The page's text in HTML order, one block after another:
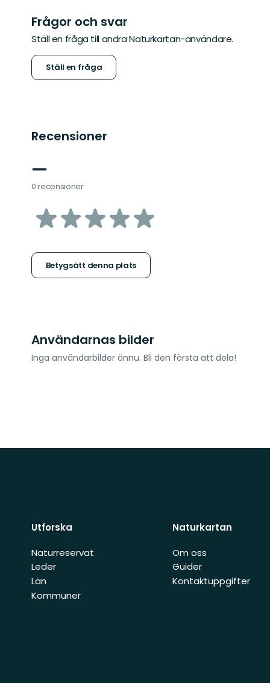
Frågor och svar
Ställ en fråga till andra Naturkartan-användare.
Ställ en fråga
Recensioner
—
0 recensioner
av
stjärnor
Betygsätt denna plats
Användarnas bilder
Inga användarbilder ännu. Bli den första att dela!
Utforska
Naturreservat
Leder
Län
Kommuner
Naturkartan
Om oss
Guider
Kontaktuppgifter